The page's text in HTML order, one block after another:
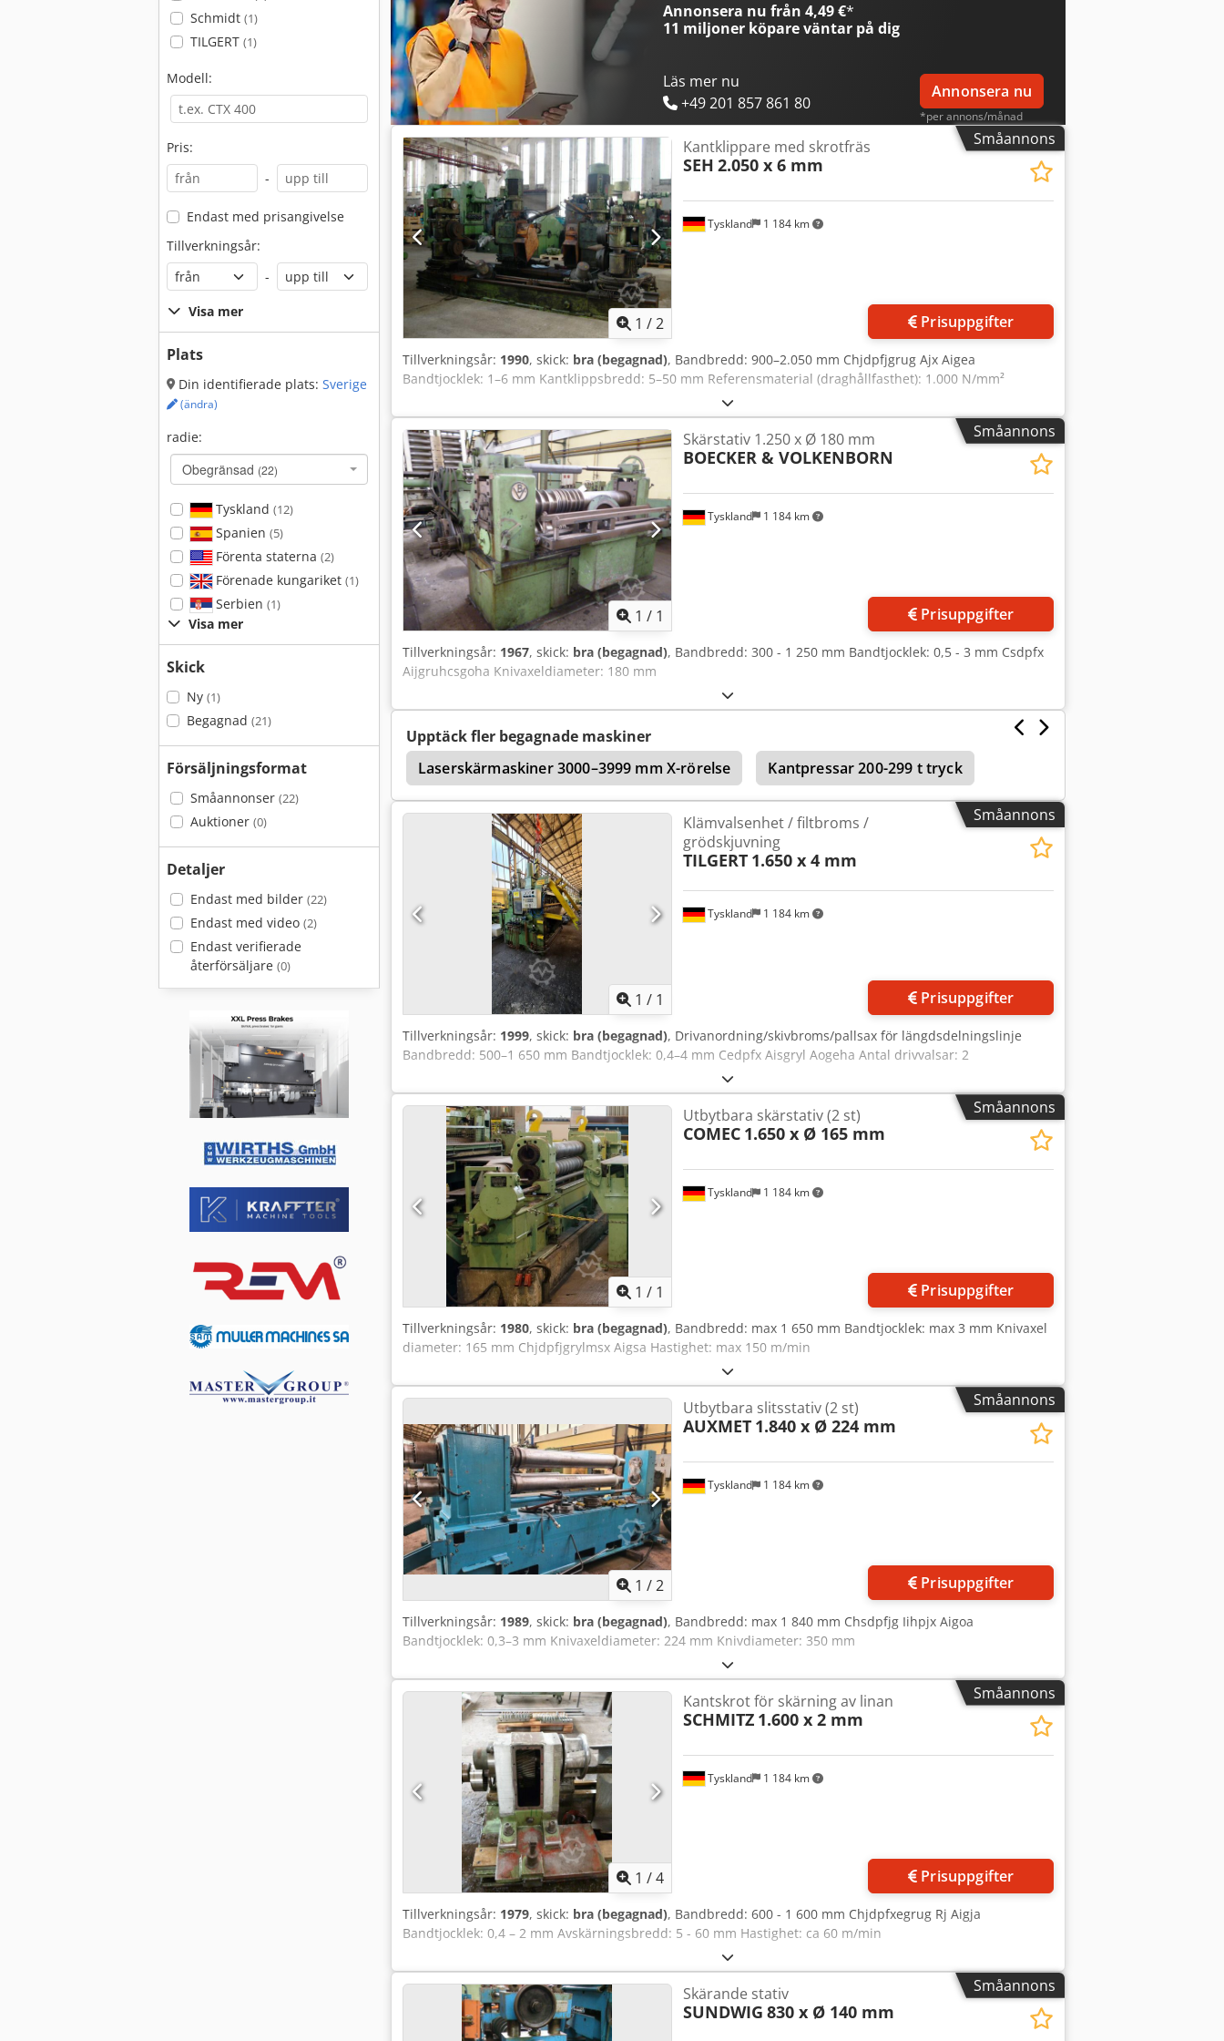
Schmidt (1)
TILGERT (1)
Modell:
Pris:
-
Endast med prisangivelse
Tillverkningsår:
-
Visa mer
Plats
Din identifierade plats: Sverige
(ändra)
radie:
Obegränsad (22)
Tyskland (12)
Spanien (5)
Förenta staterna (2)
Förenade kungariket (1)
Serbien (1)
Visa mer
Skick
Ny (1)
Begagnad (21)
Försäljningsformat
Småannonser (22)
Auktioner (0)
Detaljer
Endast med bilder (22)
Endast med video (2)
Endast verifierade
återförsäljare (0)
Annonsera nu från 4,49 €*
11 miljoner köpareväntar på dig
Läs mer nu
+49 201 857 861 80
Annonsera nu
*per annons/månad
Småannons
1 /2
Tyskland 1 184 km
Kantklippare med skrotfräs
SEH 2.050 x 6 mm
Prisuppgifter
Tillverkningsår: 1990, skick: bra (begagnad), Bandbredd: 900–2.050 mm Chjdpfjgrug Ajx Aigea
Bandtjocklek: 1–6 mm Kantklippsbredd: 5–50 mm Referensmaterial (draghållfasthet): 1.000 N/mm²
Småannons
1 / 1
Tyskland 1 184 km
Skärstativ 1.250 x Ø 180 mm
BOECKER & VOLKENBORN
Prisuppgifter
Tillverkningsår: 1967, skick: bra (begagnad), Bandbredd: 300 - 1 250 mm Bandtjocklek: 0,5 - 3 mm Csdpfx
Aijgruhcsgoha Knivaxeldiameter: 180 mm
Upptäck fler begagnade maskiner
Laserskärmaskiner 3000–3999 mm X-rörelse
Kantpressar 200-299 t tryck
Småannons
1 / 1
Tyskland 1 184 km
Klämvalsenhet / filtbroms /
grödskjuvning
TILGERT 1.650 x 4 mm
Prisuppgifter
Tillverkningsår: 1999, skick: bra (begagnad), Drivanordning/skivbroms/pallsax för längdsdelningslinje
Bandbredd: 500–1 650 mm Bandtjocklek: 0,4–4 mm Cedpfx Aisgryl Aogeha Antal drivvalsar: 2
Småannons
1 / 1
Tyskland 1 184 km
Utbytbara skärstativ (2 st)
COMEC 1.650 x Ø 165 mm
Prisuppgifter
Tillverkningsår: 1980, skick: bra (begagnad), Bandbredd: max 1 650 mm Bandtjocklek: max 3 mm Knivaxel
diameter: 165 mm Chjdpfjgrylmsx Aigsa Hastighet: max 150 m/min
Småannons
1 /2
Tyskland 1 184 km
Utbytbara slitsstativ (2 st)
AUXMET 1.840 x Ø 224 mm
Prisuppgifter
Tillverkningsår: 1989, skick: bra (begagnad), Bandbredd: max 1 840 mm Chsdpfjg Iihpjx Aigoa
Bandtjocklek: 0,3–3 mm Knivaxeldiameter: 224 mm Knivdiameter: 350 mm
Småannons
1 /4
Tyskland 1 184 km
Kantskrot för skärning av linan
SCHMITZ 1.600 x 2 mm
Prisuppgifter
Tillverkningsår: 1979, skick: bra (begagnad), Bandbredd: 600 - 1 600 mm Chjdpfxegrug Rj Aigja
Bandtjocklek: 0,4 – 2 mm Avskärningsbredd: 5 - 60 mm Hastighet: ca 60 m/min
Småannons
Skärande stativ
SUNDWIG 830 x Ø 140 mm